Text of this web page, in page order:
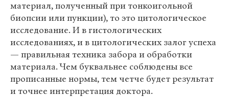
материал, полученный при тонкоигольной
биопсии или пункции), то это цитологическое
исследование. И в гистологических
исследованиях, и в цитологических залог успеха
— правильная техника забора и обработки
материала. Чем буквальнее соблюдены все
прописанные нормы, тем четче будет результат
и точнее интерпретация доктора.